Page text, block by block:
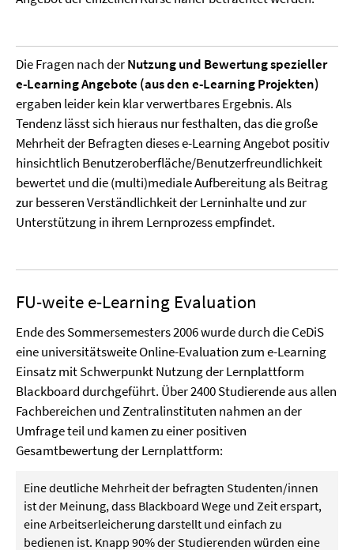
Die Fragen nach derNutzung und Bewertung spezieller
e-Learning Angebote (aus den e-Learning Projekten)
ergaben leider kein klar verwertbares Ergebnis. Als
Tendenz lässt sich hieraus nur festhalten, das die große
Mehrheit der Befragten dieses e-Learning Angebot positiv
hinsichtlich Benutzeroberfläche/Benutzerfreundlichkeit
bewertet und die (multi)mediale Aufbereitung als Beitrag
zur besseren Verständlichkeit der Lerninhalte und zur
Unterstützung in ihrem Lernprozess empfindet.
FU-weite e-Learning Evaluation
Ende des Sommersemesters 2006 wurde durch die CeDiS
eine universitätsweite Online-Evaluation zum e-Learning
Einsatz mit Schwerpunkt Nutzung der Lernplattform
Blackboard durchgeführt. Über 2400 Studierende aus allen
Fachbereichen und Zentralinstituten nahmen an der
Umfrage teil und kamen zu einer positiven
Gesamtbewertung der Lernplattform:
Eine deutliche Mehrheit der befragten Studenten/innen
ist der Meinung, dass Blackboard Wege und Zeit erspart,
eine Arbeitserleicherung darstellt und einfach zu
bedienen ist. Knapp 90% der Studierenden würden eine